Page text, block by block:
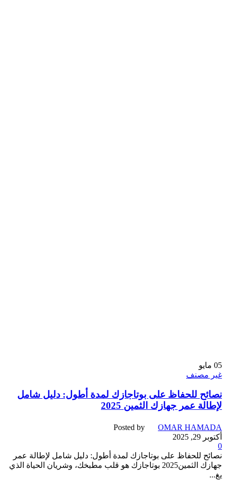
05 مايو
غير مصنف
نصائح للحفاظ على بوتاجازك لمدة أطول: دليل شامل
لإطالة عمر جهازك الثمين 2025
Posted by
OMAR HAMADA
أكتوبر 29, 2025
0
نصائح للحفاظ على بوتاجازك لمدة أطول: دليل شامل لإطالة عمر
جهازك الثمين2025 بوتاجازك هو قلب مطبخك، وشريان الحياة الذي
يغ...